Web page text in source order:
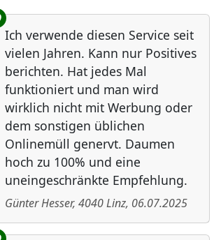
Ich verwende diesen Service seit
vielen Jahren. Kann nur Positives
berichten. Hat jedes Mal
funktioniert und man wird
wirklich nicht mit Werbung oder
dem sonstigen üblichen
Onlinemüll genervt. Daumen
hoch zu 100% und eine
uneingeschränkte Empfehlung.
Günter Hesser, 4040Linz, 06.07.2025